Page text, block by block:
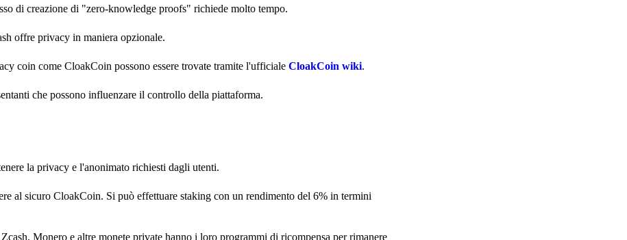
di creazione di "zero-knowledge proofs" richiede molto tempo.
offre privacy in maniera opzionale.
coin come CloakCoin possono essere trovate tramite l'ufficiale CloakCoin wiki.
che possono influenzare il controllo della piattaforma.
la privacy e l'anonimato richiesti dagli utenti.
al sicuro CloakCoin. Si può effettuare staking con un rendimento del 6% in termini
Monero e altre monete private hanno i loro programmi di ricompensa per rimanere